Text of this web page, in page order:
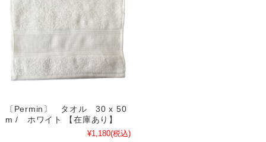
〔Permin〕 タオル 30 x 50
m / ホワイト 【在庫あり】
¥1,180(税込)